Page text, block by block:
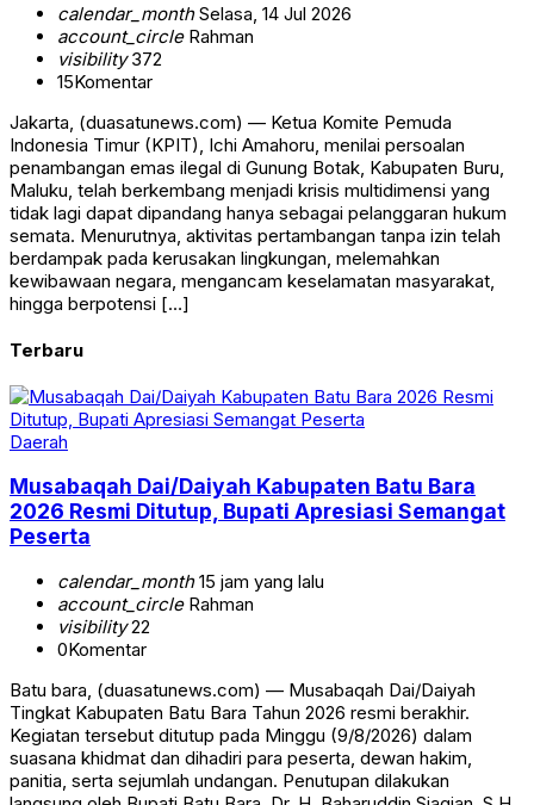
calendar_monthSelasa, 14 Jul 2026
account_circleRahman
visibility372
15Komentar
Jakarta, (duasatunews.com) — Ketua Komite Pemuda
Indonesia Timur (KPIT), Ichi Amahoru, menilai persoalan
penambangan emas ilegal di Gunung Botak, Kabupaten Buru,
Maluku, telah berkembang menjadi krisis multidimensi yang
tidak lagi dapat dipandang hanya sebagai pelanggaran hukum
semata. Menurutnya, aktivitas pertambangan tanpa izin telah
berdampak pada kerusakan lingkungan, melemahkan
kewibawaan negara, mengancam keselamatan masyarakat,
hingga berpotensi […]
Terbaru
Daerah
Musabaqah Dai/Daiyah Kabupaten Batu Bara
2026 Resmi Ditutup, Bupati Apresiasi Semangat
Peserta
calendar_month15 jam yang lalu
account_circleRahman
visibility22
0Komentar
Batu bara, (duasatunews.com) — Musabaqah Dai/Daiyah
Tingkat Kabupaten Batu Bara Tahun 2026 resmi berakhir.
Kegiatan tersebut ditutup pada Minggu (9/8/2026) dalam
suasana khidmat dan dihadiri para peserta, dewan hakim,
panitia, serta sejumlah undangan. Penutupan dilakukan